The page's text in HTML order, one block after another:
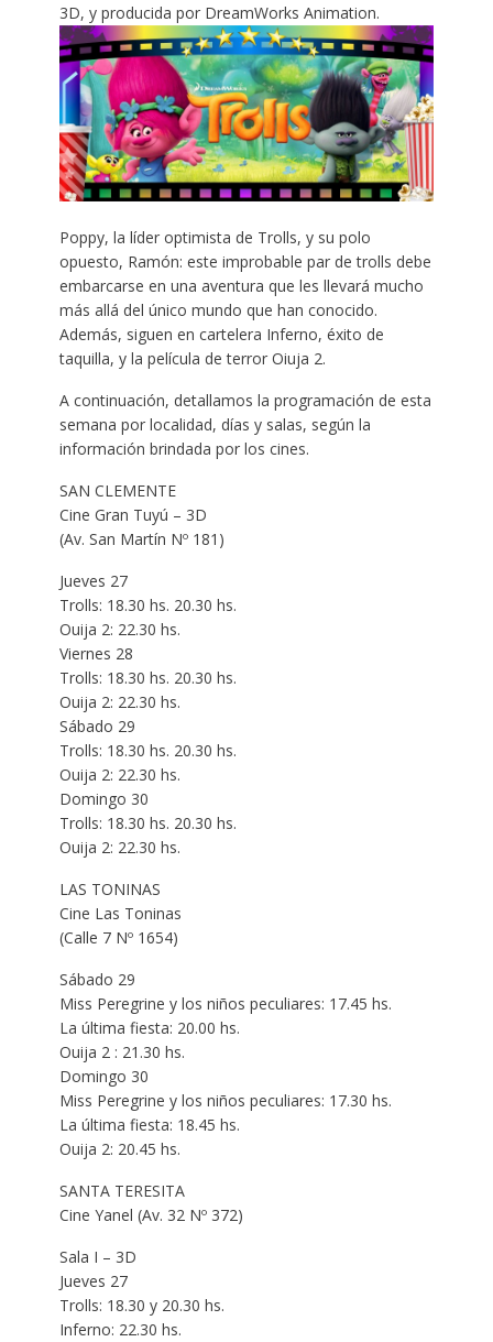
3D, y producida por DreamWorks Animation.
Poppy, la líder optimista de Trolls, y su polo
opuesto, Ramón: este improbable par de trolls debe
embarcarse en una aventura que les llevará mucho
más allá del único mundo que han conocido.
Además, siguen en cartelera Inferno, éxito de
taquilla, y la película de terror Oiuja 2.
A continuación, detallamos la programación de esta
semana por localidad, días y salas, según la
información brindada por los cines.
SAN CLEMENTE
Cine Gran Tuyú – 3D
(Av. San Martín Nº 181)
Jueves 27
Trolls: 18.30 hs. 20.30 hs.
Ouija 2: 22.30 hs.
Viernes 28
Trolls: 18.30 hs. 20.30 hs.
Ouija 2: 22.30 hs.
Sábado 29
Trolls: 18.30 hs. 20.30 hs.
Ouija 2: 22.30 hs.
Domingo 30
Trolls: 18.30 hs. 20.30 hs.
Ouija 2: 22.30 hs.
LAS TONINAS
Cine Las Toninas
(Calle 7 Nº 1654)
Sábado 29
Miss Peregrine y los niños peculiares: 17.45 hs.
La última fiesta: 20.00 hs.
Ouija 2 : 21.30 hs.
Domingo 30
Miss Peregrine y los niños peculiares: 17.30 hs.
La última fiesta: 18.45 hs.
Ouija 2: 20.45 hs.
SANTA TERESITA
Cine Yanel (Av. 32 Nº 372)
Sala I – 3D
Jueves 27
Trolls: 18.30 y 20.30 hs.
Inferno: 22.30 hs.